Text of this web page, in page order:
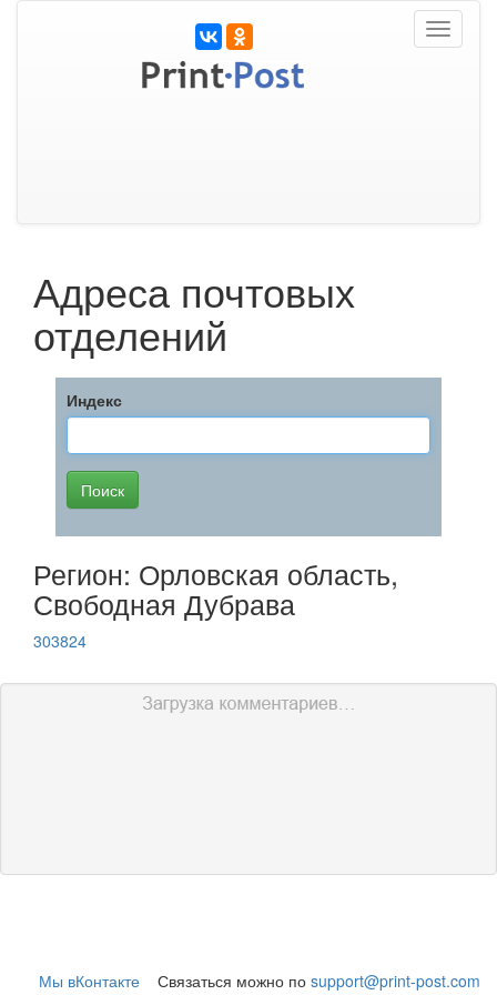
Toggle
Адреса почтовых
отделений
Индекс
Регион: Орловская область,
Свободная Дубрава
303824
Мы вКонтакте Связаться можно по support@print-post.com